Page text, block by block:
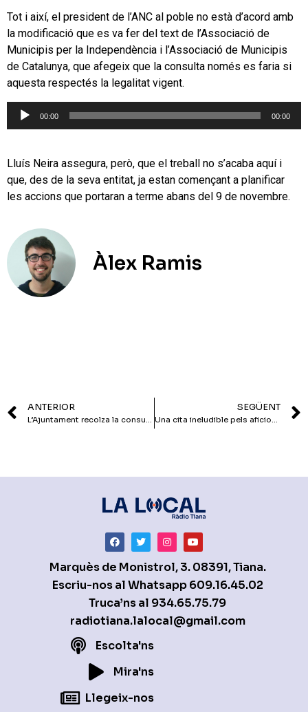
Tot i així, el president de l’ANC al poble no està d’acord amb
la modificació que es va fer del text de l’Associació de
Municipis per la Independència i l’Associació de Municipis
de Catalunya, que afegeix que la consulta només es faria si
aquesta respectés la legalitat vigent.
Reproductor
00:00 00:00
Lluís Neira assegura, però, que el treball no s’acaba aquí i
que, des de la seva entitat, ja estan començant a planificar
les accions que portaran a terme abans del 9 de novembre.
Àlex Ramis
ANTERIOR
L’Ajuntament recolza la consulta del 9-N
SEGÜENT
Una cita ineludible pels aficionats al vi de la terra
Marquès de Monistrol, 3. 08391, Tiana.
Escriu-nos al Whatsapp609.16.45.02
Truca’ns al 934.65.75.79
radiotiana.lalocal@gmail.com
Escolta'ns
Mira'ns
Llegeix-nos